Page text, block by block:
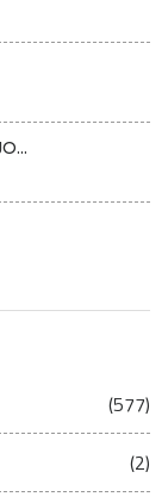
(577)
(2)